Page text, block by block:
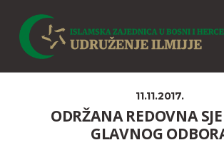
11.11.2017.
ODRŽANA REDOVNA
GLAVNOG